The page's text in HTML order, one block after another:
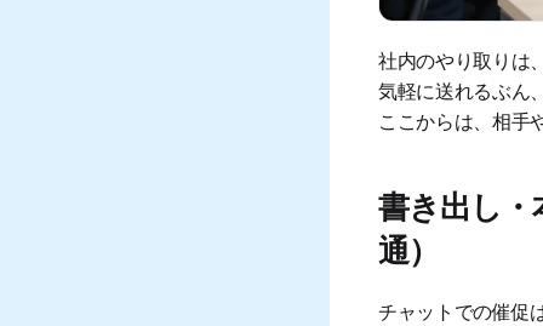
社内のやり取りは
気軽に送れるぶん
ここからは、相手
書き出し・
通）
チャットでの催促